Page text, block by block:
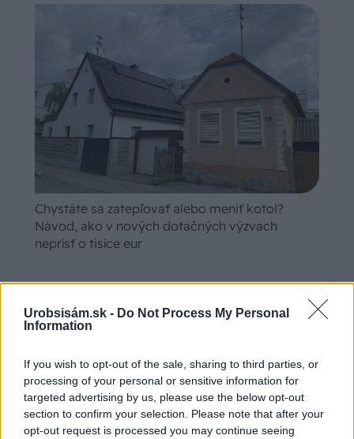
Urobsisám.sk - Do Not Process My Personal
Information
If you wish to opt-out of the sale, sharing to third parties, or
processing of your personal or sensitive information for
targeted advertising by us, please use the below opt-out
section to confirm your selection. Please note that after your
opt-out request is processed you may continue seeing
Chystáte sa zatepľovať alebo meniť kotol?
Návod, ako v nových dotačných výzvach
neprísť o tisíce eur
Doplnky a dekorácie
Doplnky a dekorácie